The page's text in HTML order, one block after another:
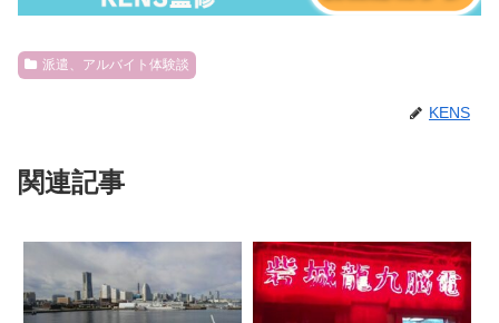
派遣、アルバイト体験談
KENS
関連記事